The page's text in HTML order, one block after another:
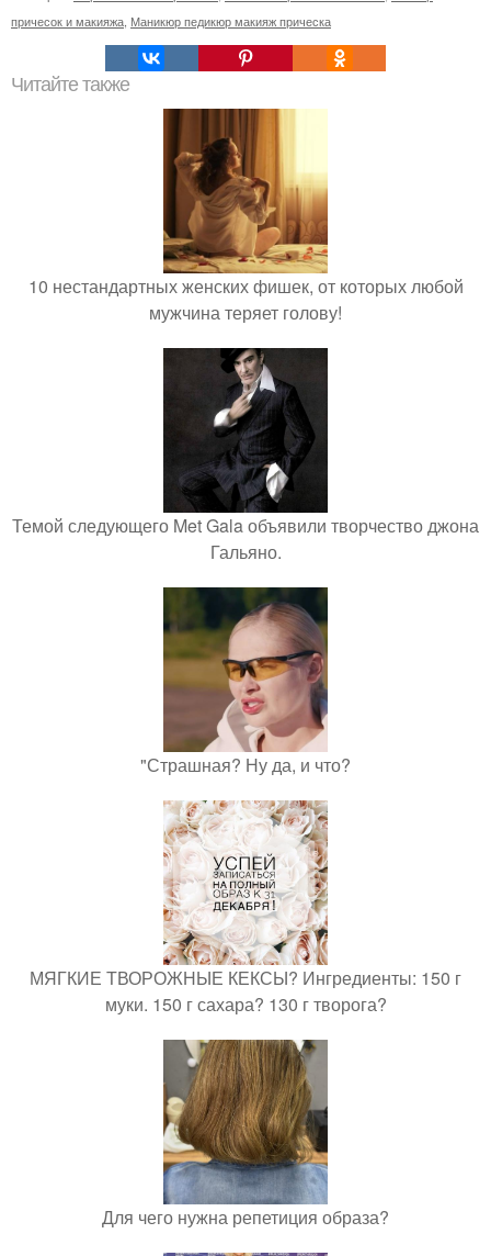
причесок и макияжа Маникюр педикюр макияж прическа
Читайте также
10 нестандартных женских фишек, от которых любой
мужчина теряет голову!
Темой следующего Met Gala объявили творчество джона
Гальяно.
"Страшная? Ну да, и что?
МЯГКИЕ ТВОРОЖНЫЕ КЕКСЫ? Ингредиенты: 150 г
муки. 150 г сахара? 130 г творога?
Для чего нужна репетиция образа?